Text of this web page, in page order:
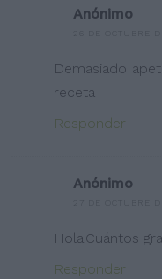
Anónimo
Demasiado
receta
Responder
Anónimo
Hola.Cuántos
Responder